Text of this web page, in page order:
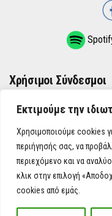
Εκτιμούμε την
Χρησιμοποιούμε cookies
περιήγησής σας, να
περιεχόμενο και να
κλικ στην επιλογή
cookies από εμάς.
Χρήσιμοι Σύνδεσμοι
ΌΡΟΙ ΧΡΉΣΗΣ
ΠΟΛΙΤΙΚΉ ΑΠΟΡΡΉΤΟΥ